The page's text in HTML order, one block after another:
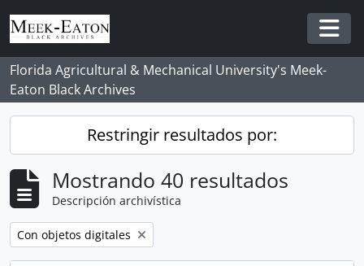
Skip to main content
Florida Agricultural & Mechanical University's Meek-
Eaton Black Archives
Restringir resultados por:
Mostrando 40 resultados
Descripción archivística
Remove filter:
Con objetos digitales